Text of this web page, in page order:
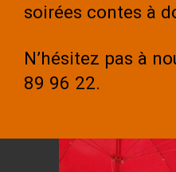
soirées contes à
N’hésitez pas à
89 96 22.